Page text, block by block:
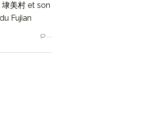
美村 et son
Fujian